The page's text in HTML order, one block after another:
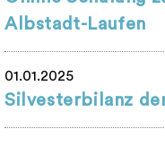
Albstadt-Laufen
01.01.2025
Silvesterbilanz